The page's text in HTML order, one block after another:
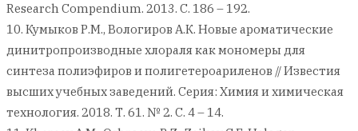
Research Compendium. 2013. С. 186 – 192.
10. Кумыков Р.М., Вологиров А.К. Новые ароматические
динитропроизводные хлораля как мономеры для
синтеза полиэфиров и полигетероариленов // Известия
высших учебных заведений. Серия: Химия и химическая
технология. 2018. Т. 61. № 2. С. 4 – 14.